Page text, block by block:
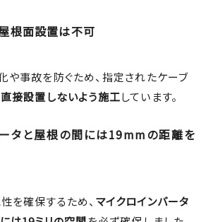
根面設置は不可
や事故を防ぐため、指定されたケーブ
接設置しないよう施工しています。
タと屋根の間には19mmの距離を
を確保するため、 マイクロインバータ